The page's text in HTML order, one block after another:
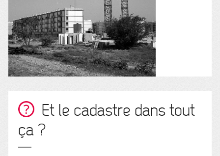
Et le cadastre dans tout
ça ?